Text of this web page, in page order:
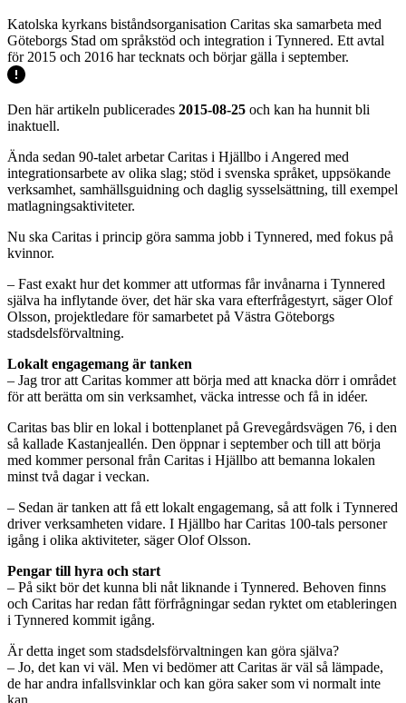
Katolska kyrkans biståndsorganisation Caritas ska samarbeta med
Göteborgs Stad om språkstöd och integration i Tynnered. Ett avtal
för 2015 och 2016 har tecknats och börjar gälla i september.
Den här artikeln publicerades 2015-08-25 och kan ha hunnit bli
inaktuell.
Ända sedan 90-talet arbetar Caritas i Hjällbo i Angered med
integrationsarbete av olika slag; stöd i svenska språket, uppsökande
verksamhet, samhällsguidning och daglig sysselsättning, till exempel
matlagningsaktiviteter.
Nu ska Caritas i princip göra samma jobb i Tynnered, med fokus på
kvinnor.
– Fast exakt hur det kommer att utformas får invånarna i Tynnered
själva ha inflytande över, det här ska vara efterfrågestyrt, säger Olof
Olsson, projektledare för samarbetet på Västra Göteborgs
stadsdelsförvaltning.
Lokalt engagemang är tanken
– Jag tror att Caritas kommer att börja med att knacka dörr i området
för att berätta om sin verksamhet, väcka intresse och få in idéer.
Caritas bas blir en lokal i bottenplanet på Grevegårdsvägen 76, i den
så kallade Kastanjeallén. Den öppnar i september och till att börja
med kommer personal från Caritas i Hjällbo att bemanna lokalen
minst två dagar i veckan.
– Sedan är tanken att få ett lokalt engagemang, så att folk i Tynnered
driver verksamheten vidare. I Hjällbo har Caritas 100-tals personer
igång i olika aktiviteter, säger Olof Olsson.
Pengar till hyra och start
– På sikt bör det kunna bli nåt liknande i Tynnered. Behoven finns
och Caritas har redan fått förfrågningar sedan ryktet om etableringen
i Tynnered kommit igång.
Är detta inget som stadsdelsförvaltningen kan göra själva?
– Jo, det kan vi väl. Men vi bedömer att Caritas är väl så lämpade,
de har andra infallsvinklar och kan göra saker som vi normalt inte
kan.